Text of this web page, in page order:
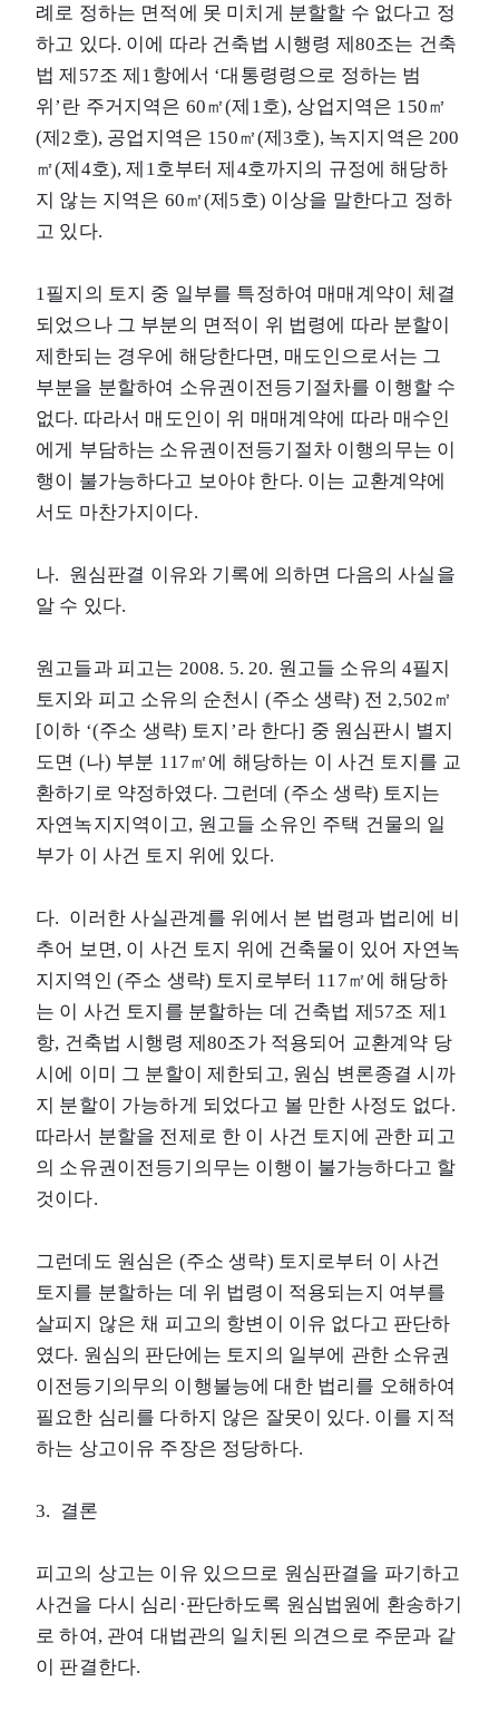
례로 정하는 면적에 못 미치게 분할할 수 없다고 정
하고 있다. 이에 따라 건축법 시행령 제80조는 건축
법 제57조 제1항에서 ‘대통령령으로 정하는 범
위’란 주거지역은 60㎡(제1호), 상업지역은 150㎡
(제2호), 공업지역은 150㎡(제3호), 녹지지역은 200
㎡(제4호), 제1호부터 제4호까지의 규정에 해당하
지 않는 지역은 60㎡(제5호) 이상을 말한다고 정하
고 있다.
1필지의 토지 중 일부를 특정하여 매매계약이 체결
되었으나 그 부분의 면적이 위 법령에 따라 분할이
제한되는 경우에 해당한다면, 매도인으로서는 그
부분을 분할하여 소유권이전등기절차를 이행할 수
없다. 따라서 매도인이 위 매매계약에 따라 매수인
에게 부담하는 소유권이전등기절차 이행의무는 이
행이 불가능하다고 보아야 한다. 이는 교환계약에
서도 마찬가지이다.
나. 원심판결 이유와 기록에 의하면 다음의 사실을
알 수 있다.
원고들과 피고는 2008. 5. 20. 원고들 소유의 4필지
토지와 피고 소유의 순천시 (주소 생략) 전 2,502㎡
[이하 ‘(주소 생략) 토지’라 한다] 중 원심판시 별지
도면 (나) 부분 117㎡에 해당하는 이 사건 토지를 교
환하기로 약정하였다. 그런데 (주소 생략) 토지는
자연녹지지역이고, 원고들 소유인 주택 건물의 일
부가 이 사건 토지 위에 있다.
다. 이러한 사실관계를 위에서 본 법령과 법리에 비
추어 보면, 이 사건 토지 위에 건축물이 있어 자연녹
지지역인 (주소 생략) 토지로부터 117㎡에 해당하
는 이 사건 토지를 분할하는 데 건축법 제57조 제1
항, 건축법 시행령 제80조가 적용되어 교환계약 당
시에 이미 그 분할이 제한되고, 원심 변론종결 시까
지 분할이 가능하게 되었다고 볼 만한 사정도 없다.
따라서 분할을 전제로 한 이 사건 토지에 관한 피고
의 소유권이전등기의무는 이행이 불가능하다고 할
것이다.
그런데도 원심은 (주소 생략) 토지로부터 이 사건
토지를 분할하는 데 위 법령이 적용되는지 여부를
살피지 않은 채 피고의 항변이 이유 없다고 판단하
였다. 원심의 판단에는 토지의 일부에 관한 소유권
이전등기의무의 이행불능에 대한 법리를 오해하여
필요한 심리를 다하지 않은 잘못이 있다. 이를 지적
하는 상고이유 주장은 정당하다.
3. 결론
피고의 상고는 이유 있으므로 원심판결을 파기하고
사건을 다시 심리·판단하도록 원심법원에 환송하기
로 하여, 관여 대법관의 일치된 의견으로 주문과 같
이 판결한다.